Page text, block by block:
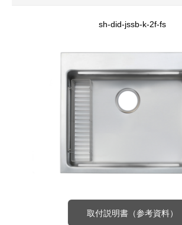
sh-did-jssb-k-2f-fs
取付説明書（参考資料）